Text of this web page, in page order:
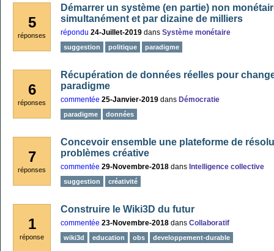
5
réponses
Démarrer un système (en partie) non
simultanément et par dizaine de milliers
répondu 24-Juillet-2019 dans Système monétaire
suggestion politique paradigme
6
réponses
Récupération de données réelles pour
paradigme
commentée 25-Janvier-2019 dans Démocratie
paradigme données
7
réponses
Concevoir ensemble une plateforme de
problèmes créative
commentée 29-Novembre-2018 dans Intelligence collective
suggestion créativité
1
réponse
Construire le Wiki3D du futur
commentée 23-Novembre-2018 dans Collaboratif
wiki3d education obs developpement-durable